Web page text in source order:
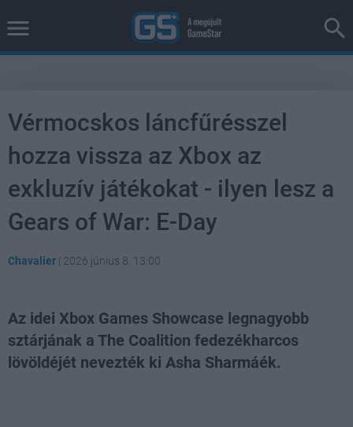
Vérmocskos láncfűrésszel
hozza vissza az Xbox az
exkluzív játékokat - ilyen lesz a
Gears of War: E-Day
Chavalier | 2026 június 8. 13:00
Az idei Xbox Games Showcase legnagyobb
sztárjának a The Coalition fedezékharcos
lövöldéjét nevezték ki Asha Sharmáék.